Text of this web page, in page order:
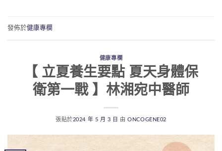
發佈於健康專欄
健康專欄
【 立夏養生要點 夏天身體保
衛第一戰 】林湘宛中醫師
張貼於2024 年 5 月 3 日 由ONCOGENE02